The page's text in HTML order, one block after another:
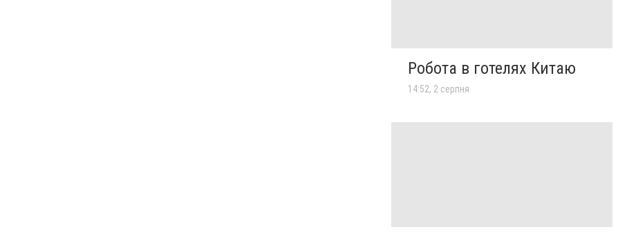
Робота в готелях Китаю
14:52, 2 серпня